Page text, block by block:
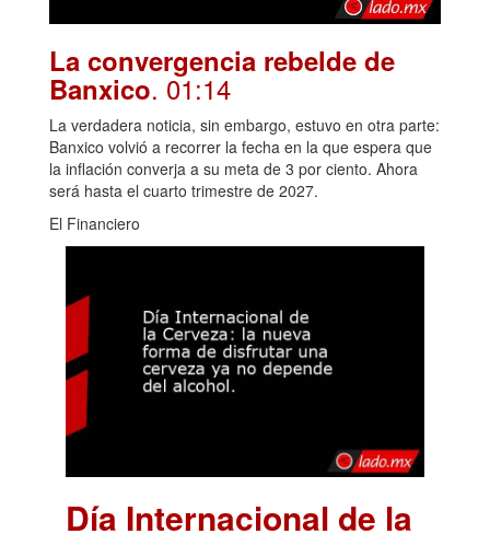
La convergencia rebelde de
Banxico. 01:14
La verdadera noticia, sin embargo, estuvo en otra parte:
Banxico volvió a recorrer la fecha en la que espera que
la inflación converja a su meta de 3 por ciento. Ahora
será hasta el cuarto trimestre de 2027.
El Financiero
Día Internacional de la